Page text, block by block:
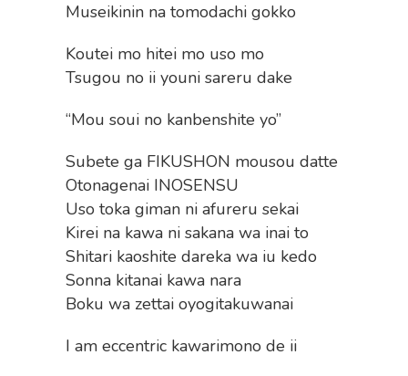
Museikinin na tomodachi gokko
Koutei mo hitei mo uso mo
Tsugou no ii youni sareru dake
“Mou soui no kanbenshite yo”
Subete ga FIKUSHON mousou datte
Otonagenai INOSENSU
Uso toka giman ni afureru sekai
Kirei na kawa ni sakana wa inai to
Shitari kaoshite dareka wa iu kedo
Sonna kitanai kawa nara
Boku wa zettai oyogitakuwanai
I am eccentric kawarimono de ii